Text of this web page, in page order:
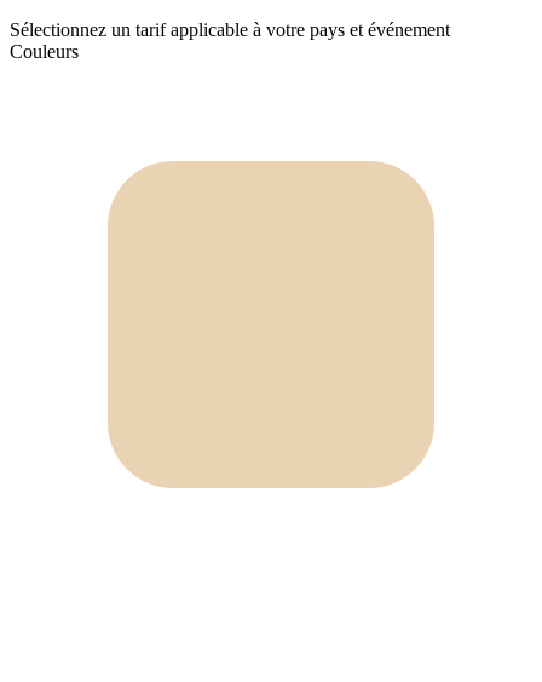
Sélectionnez un tarif applicable à votre pays et événement
Couleurs